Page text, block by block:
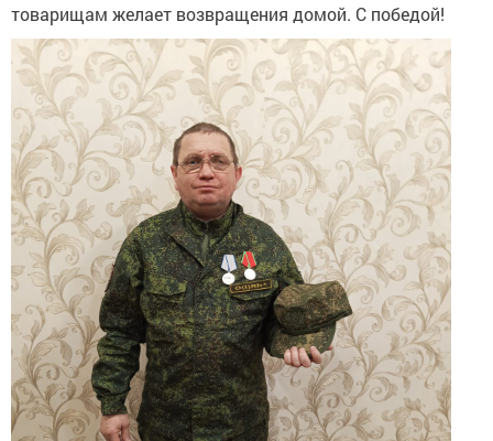
товарищам желает возвращения домой. С победой!